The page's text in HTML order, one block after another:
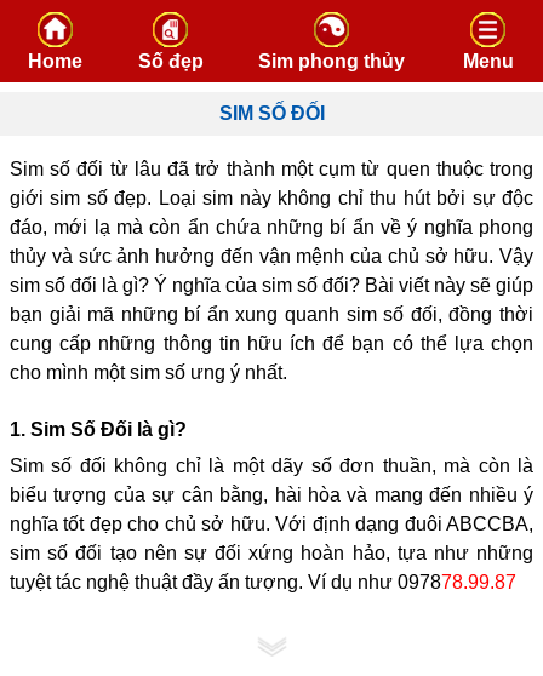
Skip to content
Home Số đẹp Sim phong thủy Menu
SIM SỐ ĐỐI
Sim số đối từ lâu đã trở thành một cụm từ quen thuộc trong
giới sim số đẹp. Loại sim này không chỉ thu hút bởi sự độc
đáo, mới lạ mà còn ẩn chứa những bí ẩn về ý nghĩa phong
thủy và sức ảnh hưởng đến vận mệnh của chủ sở hữu. Vậy
sim số đối là gì? Ý nghĩa của sim số đối? Bài viết này sẽ giúp
bạn giải mã những bí ẩn xung quanh sim số đối, đồng thời
cung cấp những thông tin hữu ích để bạn có thể lựa chọn
cho mình một sim số ưng ý nhất.
1. Sim Số Đối là gì?
Sim số đối không chỉ là một dãy số đơn thuần, mà còn là
biểu tượng của sự cân bằng, hài hòa và mang đến nhiều ý
nghĩa tốt đẹp cho chủ sở hữu. Với định dạng đuôi ABCCBA,
sim số đối tạo nên sự đối xứng hoàn hảo, tựa như những
tuyệt tác nghệ thuật đầy ấn tượng. Ví dụ như 097878.99.87